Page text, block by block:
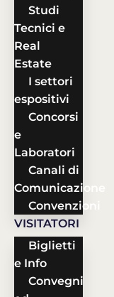
Studi
Tecnici e
Real
Estate
I settori
espositivi
Concorsi
e
Laboratori
Canali di
Comunicazione
Convenzioni
VISITATORI
Biglietti
e Info
Convegni